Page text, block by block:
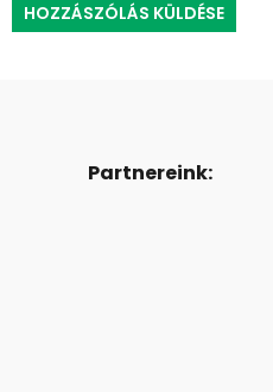
Partnereink: